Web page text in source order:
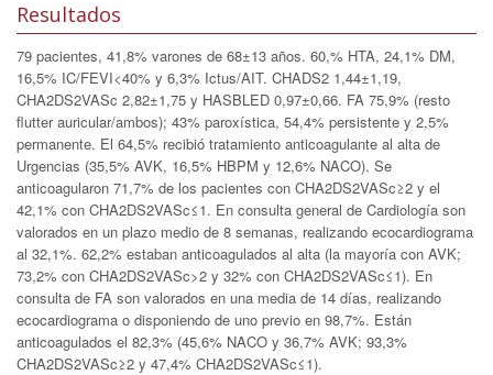
Resultados
79 pacientes, 41,8% varones de 68±13 años. 60,% HTA, 24,1% DM,
16,5% IC/FEVI<40% y 6,3% Ictus/AIT. CHADS2 1,44±1,19,
CHA2DS2VASc 2,82±1,75 y HASBLED 0,97±0,66. FA 75,9% (resto
flutter auricular/ambos); 43% paroxística, 54,4% persistente y 2,5%
permanente. El 64,5% recibió tratamiento anticoagulante al alta de
Urgencias (35,5% AVK, 16,5% HBPM y 12,6% NACO). Se
anticoagularon 71,7% de los pacientes con CHA2DS2VASc≥2 y el
42,1% con CHA2DS2VASc≤1. En consulta general de Cardiología son
valorados en un plazo medio de 8 semanas, realizando ecocardiograma
al 32,1%. 62,2% estaban anticoagulados al alta (la mayoría con AVK;
73,2% con CHA2DS2VASc>2 y 32% con CHA2DS2VASc≤1). En
consulta de FA son valorados en una media de 14 días, realizando
ecocardiograma o disponiendo de uno previo en 98,7%. Están
anticoagulados el 82,3% (45,6% NACO y 36,7% AVK; 93,3%
CHA2DS2VASc≥2 y 47,4% CHA2DS2VASc≤1).